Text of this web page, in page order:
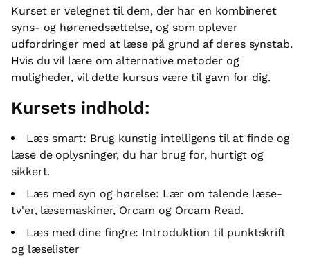
Kurset er velegnet til dem, der har en kombineret
syns- og hørenedsættelse, og som oplever
udfordringer med at læse på grund af deres synstab.
Hvis du vil lære om alternative metoder og
muligheder, vil dette kursus være til gavn for dig.
Kursets indhold:
Læs smart: Brug kunstig intelligens til at finde og
læse de oplysninger, du har brug for, hurtigt og
sikkert.
Læs med syn og hørelse: Lær om talende læse-
tv'er, læsemaskiner, Orcam og Orcam Read.
Læs med dine fingre: Introduktion til punktskrift
og læselister